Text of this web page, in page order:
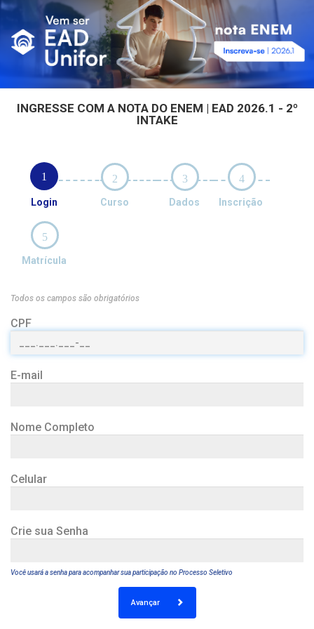
INGRESSE COM A NOTA DO ENEM | EAD 2026.1 - 2º
INTAKE
1
Login
2
Curso
3
Dados
4
Inscrição
5
Matrícula
Todos os campos são obrigatórios
CPF
E-mail
Nome Completo
Celular
Crie sua Senha
Você usará a senha para acompanhar sua participação no Processo Seletivo
Avançar